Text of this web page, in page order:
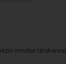
minden